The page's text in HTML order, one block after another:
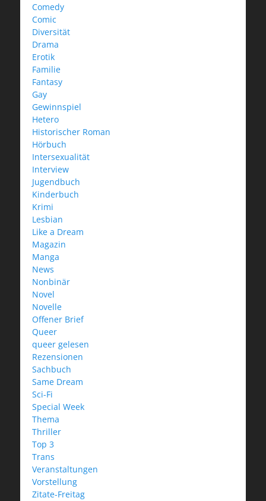
Comedy
Comic
Diversität
Drama
Erotik
Familie
Fantasy
Gay
Gewinnspiel
Hetero
Historischer Roman
Hörbuch
Intersexualität
Interview
Jugendbuch
Kinderbuch
Krimi
Lesbian
Like a Dream
Magazin
Manga
News
Nonbinär
Novel
Novelle
Offener Brief
Queer
queer gelesen
Rezensionen
Sachbuch
Same Dream
Sci-Fi
Special Week
Thema
Thriller
Top 3
Trans
Veranstaltungen
Vorstellung
Zitate-Freitag